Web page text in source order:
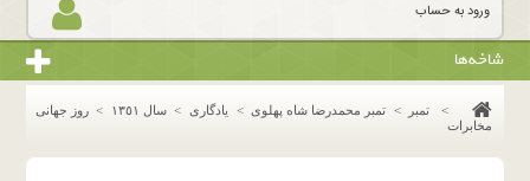
ورود به حساب
شاخه‌ها
> تمبر > تمبر محمدرضا شاه پهلوی > یادگاری > سال ١٣٥١ > روز جهانی
مخابرات